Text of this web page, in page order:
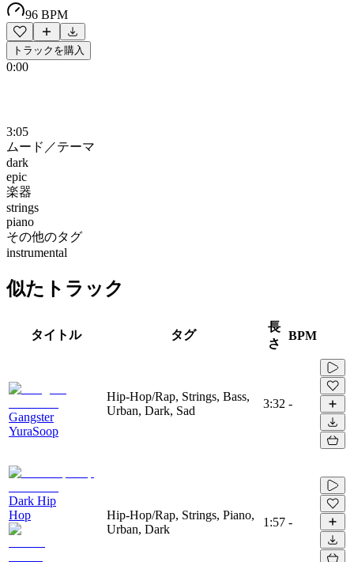
96 BPM
トラックを購入
0:00
3:05
ムード／テーマ
dark
epic
楽器
strings
piano
その他のタグ
instrumental
似たトラック
タイトル タグ
長
さ
BPM
Gangster
YuraSoop
Hip-Hop/Rap, Strings, Bass,
Urban, Dark, Sad
3:32 -
Dark Hip
Hop
Hip-Hop/Rap, Strings, Piano,
Urban, Dark
1:57 -